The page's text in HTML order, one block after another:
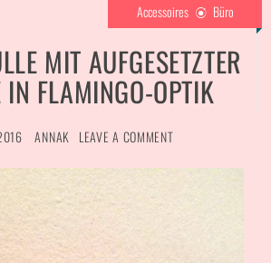
Accessoires Büro
MIT AUFGESETZTER
IN FLAMINGO-OPTIK
ANNAK LEAVE A COMMENT